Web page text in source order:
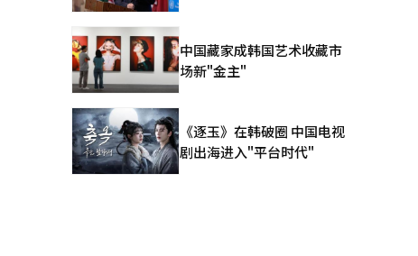
中国藏家成韩国艺术收藏市
场新"金主"
《逐玉》在韩破圈 中国电视
剧出海进入"平台时代"